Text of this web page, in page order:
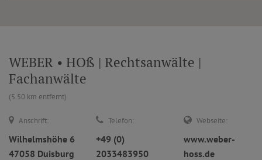
WEBER • HOß | Rechtsanwälte |
Fachanwälte
(5.50 km entfernt)
Anschrift:
Wilhelmshöhe 6
47058 Duisburg
Telefon:
+49 (0)
2033483950
Webseite:
www.weber-
hoss.de